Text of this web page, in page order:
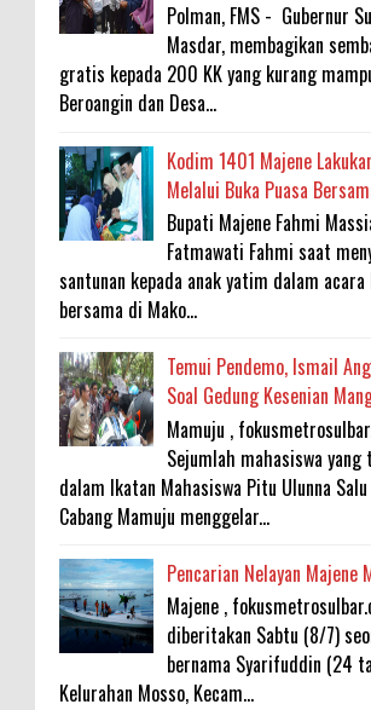
Polman, FMS - Gubernur
Masdar, membagikan
gratis kepada 200 KK yang kurang
Beroangin dan Desa...
Kodim 1401 Majene
Melalui Buka Puasa
Bupati Majene Fahmi
Fatmawati Fahmi saat
santunan kepada anak yatim dalam acara
bersama di Mako...
Temui Pendemo, Ismail
Soal Gedung Kesenian
Mamuju ,
Sejumlah mahasiswa yang
dalam Ikatan Mahasiswa Pitu Ulunna Salu
Cabang Mamuju menggelar...
Pencarian Nelayan Majene
Majene ,
diberitakan Sabtu (8/7)
bernama Syarifuddin (24
Kelurahan Mosso, Kecam...